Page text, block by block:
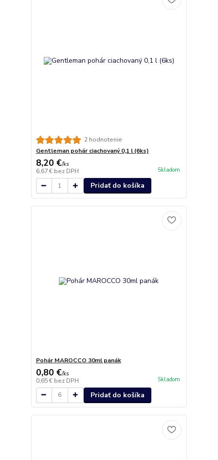
2 hodnotenie
Gentleman pohár ciachovaný 0,1 l (6ks)
8,20 €/ks
6,67 € bez DPH Skladom
Pridať do košíka
Pohár MAROCCO 30ml panák
0,80 €/ks
0,65 € bez DPH Skladom
Pridať do košíka